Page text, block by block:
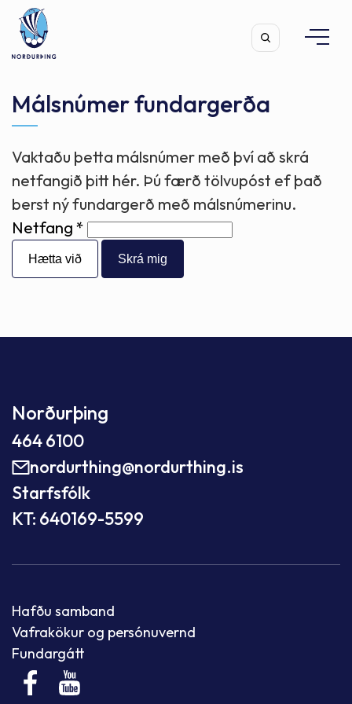
Leita
Málsnúmer fundargerða
Vaktaðu þetta málsnúmer með því að skrá
netfangið þitt hér. Þú færð tölvupóst ef það
berst ný fundargerð með málsnúmerinu.
Netfang
Hætta við
Norðurþing
464 6100
nordurthing@nordurthing.is
Starfsfólk
KT: 640169-5599
Hafðu samband
Vafrakökur og persónuvernd
Fundargátt